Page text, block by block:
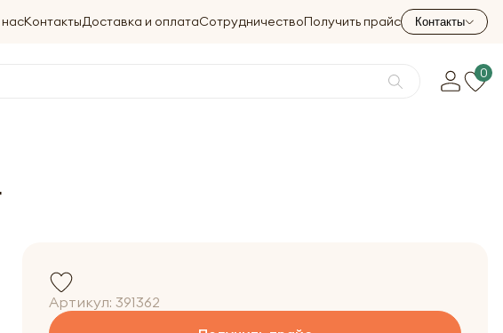
КонтактыДоставка и оплатаСотрудничествоПолучить прайс Контакты
0
Артикул: 391362